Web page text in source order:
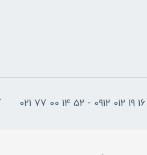
16 19 012 0912 - 52 14 00 77 021